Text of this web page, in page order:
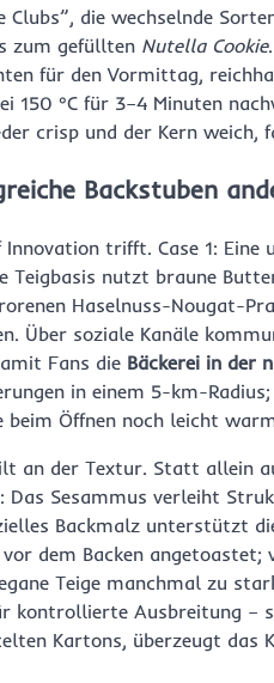
die wechselnde
zum gefüllten Nutella Cookie
für den Vormittag,
150 °C für 3–4 Minuten
crisp und der Kern weich,
Backstuben
trifft. Case 1: Eine
Teigbasis nutzt braune
Haselnuss-Nougat-
Über soziale Kanäle
Fans die Bäckerei in der
in einem 5-km-
beim Öffnen noch leicht
an der Textur. Statt allein
Sesammus verleiht
Backmalz unterstützt
dem Backen angetoastet;
Teige manchmal zu
kontrollierte Ausbreitung –
Kartons, überzeugt das